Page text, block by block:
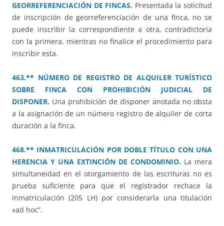
GEORREFERENCIACIÓN DE FINCAS. Presentada la solicitud
de inscripción de georreferenciación de una finca, no se
puede inscribir la correspondiente a otra, contradictoria
con la primera, mientras no finalice el procedimiento para
inscribir esta.
463.** NÚMERO DE REGISTRO DE ALQUILER TURÍSTICO
SOBRE FINCA CON PROHIBICIÓN JUDICIAL DE
DISPONER. Una prohibición de disponer anotada no obsta
a la asignación de un número registro de alquiler de corta
duración a la finca.
468.** INMATRICULACIÓN POR DOBLE TÍTULO CON UNA
HERENCIA Y UNA EXTINCIÓN DE CONDOMINIO. La mera
simultaneidad en el otorgamiento de las escrituras no es
prueba suficiente para que el registrador rechace la
inmatriculación (205 LH) por considerarla una titulación
«ad hoc”.